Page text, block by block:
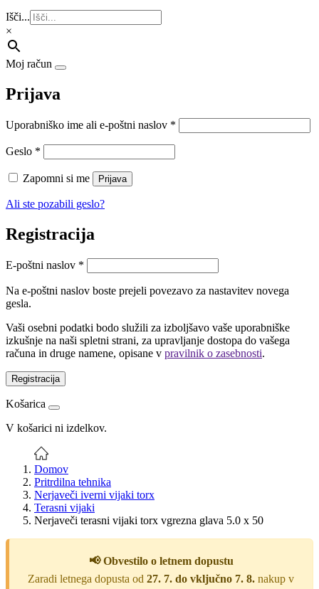
Išči...
×
Moj račun
Prijava
Uporabniško ime ali e-poštni naslov *
Geslo *
Zapomni si me Prijava
Ali ste pozabili geslo?
Registracija
E-poštni naslov *
Na e-poštni naslov boste prejeli povezavo za nastavitev novega
gesla.
Vaši osebni podatki bodo služili za izboljšavo vaše uporabniške
izkušnje na naši spletni strani, za upravljanje dostopa do vašega
računa in druge namene, opisane v pravilnik o zasebnosti.
Registracija
Košarica
V košarici ni izdelkov.
Domov
Pritrdilna tehnika
Nerjaveči iverni vijaki torx
Terasni vijaki
Nerjaveči terasni vijaki torx vgrezna glava 5.0 x 50
📢 Obvestilo o letnem dopustu
Zaradi letnega dopusta od 27. 7. do vključno 7. 8. nakup v